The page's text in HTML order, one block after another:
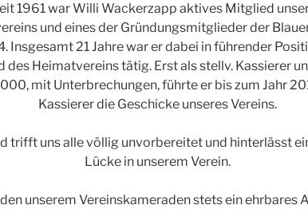
1961 war Willi Wackerzapp aktives Mitglied
und eines der Gründungsmitglieder der
Insgesamt 21 Jahre war er dabei in führender
des Heimatvereins tätig. Erst als stellv. Kassierer
mit Unterbrechungen, führte er bis zum Jahr
Kassierer die Geschicke unseres Vereins.
trifft uns alle völlig unvorbereitet und hinterlässt
Lücke in unserem Verein.
unserem Vereinskameraden stets ein ehrbares